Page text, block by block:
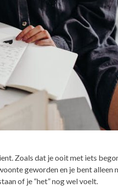
Zoals dat je ooit met iets
geworden en je bent alleen
of je “het” nog wel voelt.